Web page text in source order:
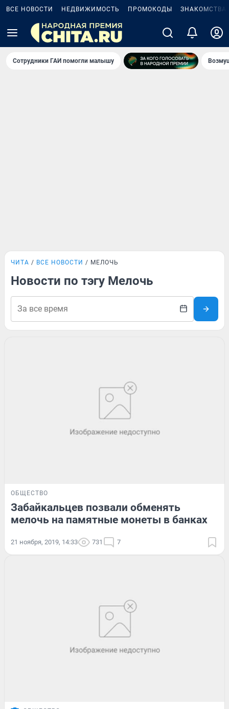
ВСЕ НОВОСТИ НЕДВИЖИМОСТЬ ПРОМОКОДЫ ЗНАКОМСТВА
Сотрудники ГАИ помогли малышу
ЧИТА ВСЕ НОВОСТИ МЕЛОЧЬ
Новости по тэгу Мелочь
ОБЩЕСТВО
Забайкальцев позвали обменять
мелочь на памятные монеты в банках
21 ноября, 2019, 14:33 731 7